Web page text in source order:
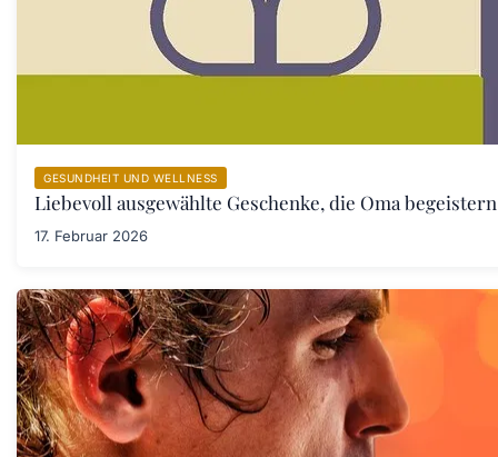
GESUNDHEIT UND WELLNESS
Liebevoll ausgewählte Geschenke, die Oma
17. Februar 2026